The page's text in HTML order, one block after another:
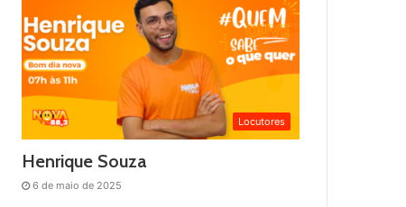
Locutores
Henrique Souza
6 de maio de 2025